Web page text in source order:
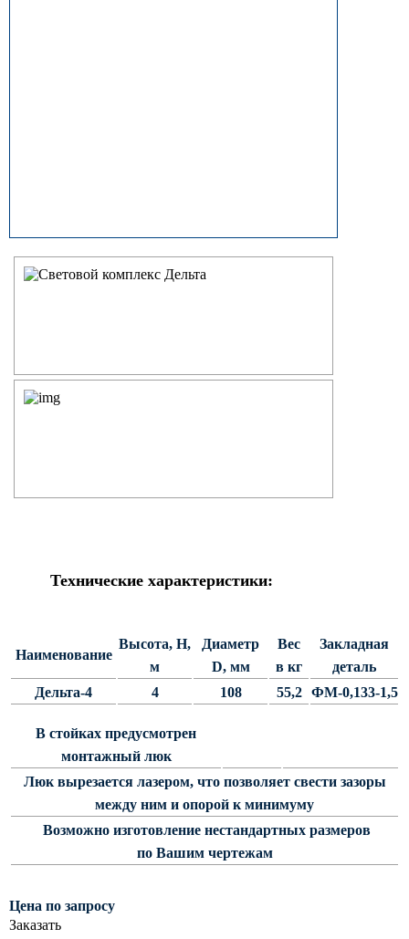
НПК Опоры освещения несиловые
ОГС Опоры освещения граненые
СФ Опоры освещения силовые
фланцевые
СП Опора освещения силовая
прямостоечная трубчатая
СФГ Силовые фланцевые
граненые опоры освещения
ОККС Силовые круглые
конические опоры освещения
Светофорные опоры
ОСФГ Светофорные граненые
ОГСГ Опоры граненые
Технические характеристики:
Наименование
Высота, Н,
м
Диаметр
D, мм
Вес
в кг
Закладная
деталь
Дельта-4
4 108 55,2 ФМ-0,133-1,5
В стойках предусмотрен
монтажный люк
Люк вырезается лазером, что позволяет свести зазоры
между ним и опорой к минимуму
Возможно изготовление нестандартных размеров
по Вашим чертежам
Цена по запросу
Заказать